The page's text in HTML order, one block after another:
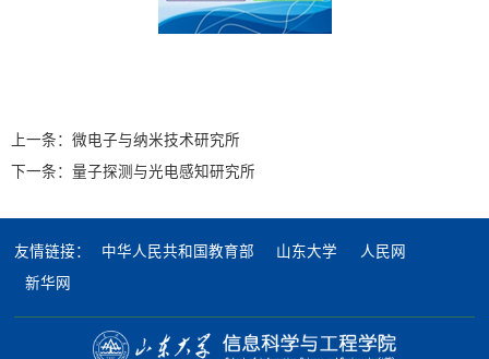
上一条： 微电子与纳米技术研究所
下一条： 量子探测与光电感知研究所
友情链接： 中华人民共和国教育部 山东大学
人民网
新华网